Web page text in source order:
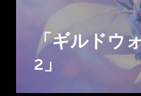
「ギルドウ
2」